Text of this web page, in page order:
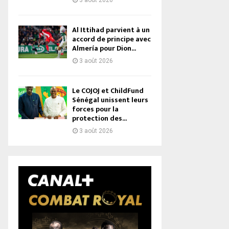
Al Ittihad parvient à un
accord de principe avec
Almería pour Dion...
3 août 2026
Le COJOJ et ChildFund
Sénégal unissent leurs
forces pour la
protection des...
3 août 2026